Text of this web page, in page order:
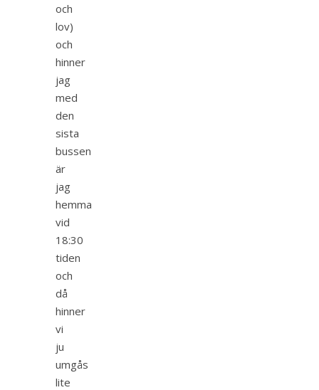
och
lov)
och
hinner
jag
med
den
sista
bussen
är
jag
hemma
vid
18:30
tiden
och
då
hinner
vi
ju
umgås
lite